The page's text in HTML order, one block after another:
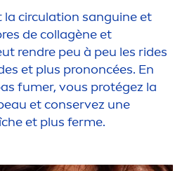
circulation sanguine et
de collagène et
rendre peu à peu les rides
et plus prononcées. En
fumer, vous protégez la
et conservez une
et plus ferme.